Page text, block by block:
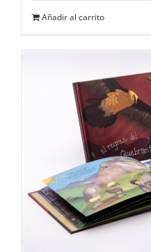
Añadir al carrito